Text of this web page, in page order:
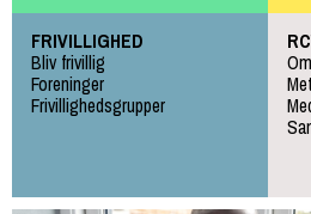
FRIVILLIGHED
Bliv frivillig
Foreninger
Frivillighedsgrupper